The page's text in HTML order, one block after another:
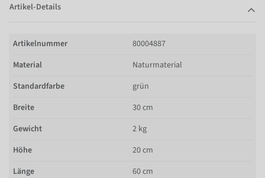
Artikel-Details
Artikelnummer
80004887
Material
Naturmaterial
Standardfarbe
grün
Breite
30 cm
Gewicht
2 kg
Höhe
20 cm
Länge
60 cm